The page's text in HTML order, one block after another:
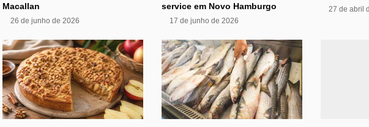
Macallan
26 de junho de 2026
service em Novo Hamburgo
17 de junho de 2026
27 de abril